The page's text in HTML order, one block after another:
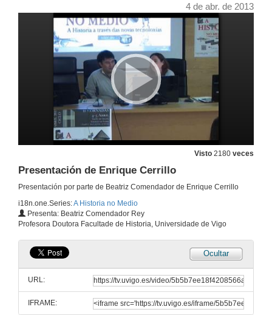
4 de abr. de 2013
Visto 2180 veces
Presentación de Enrique Cerrillo
Presentación por parte de Beatriz Comendador de Enrique Cerrillo
i18n.one.Series:A Historia no Medio
Presenta: Beatriz Comendador Rey
Profesora Doutora Facultade de Historia, Universidade de Vigo
Ocultar
URL:
IFRAME: